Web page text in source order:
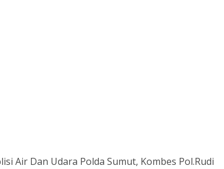
Air Dan Udara Polda Sumut, Kombes Pol.Rudi